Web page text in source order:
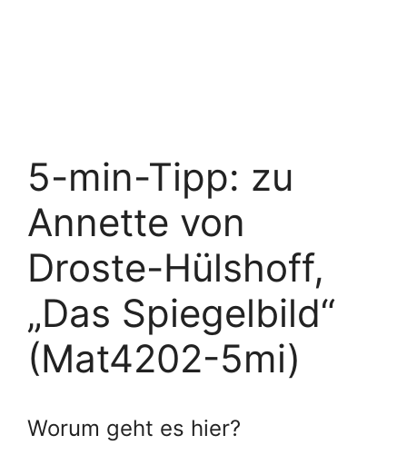
5-min-Tipp: zu
Annette von
Droste-Hülshoff,
„Das Spiegelbild“
(Mat4202-5mi)
Worum geht es hier?